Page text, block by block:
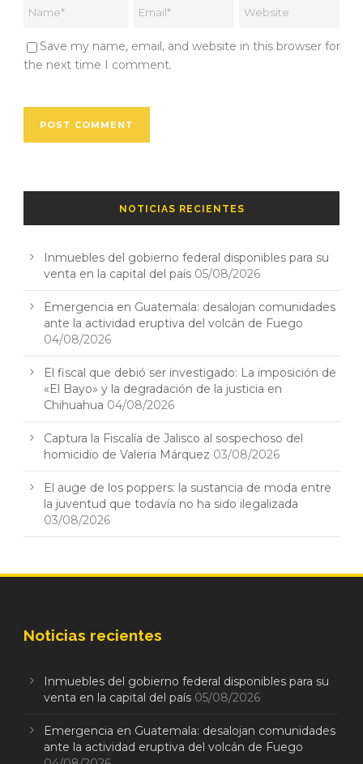
Save my name, email, and website in this browser for
the next time I comment.
NOTICIAS RECIENTES
Inmuebles del gobierno federal disponibles para su
venta en la capital del país 05/08/2026
Emergencia en Guatemala: desalojan comunidades
ante la actividad eruptiva del volcán de Fuego
04/08/2026
El fiscal que debió ser investigado: La imposición de
«El Bayo» y la degradación de la justicia en
Chihuahua 04/08/2026
Captura la Fiscalía de Jalisco al sospechoso del
homicidio de Valeria Márquez 03/08/2026
El auge de los poppers: la sustancia de moda entre
la juventud que todavía no ha sido ilegalizada
03/08/2026
Noticias recientes
Inmuebles del gobierno federal disponibles para su
venta en la capital del país 05/08/2026
Emergencia en Guatemala: desalojan comunidades
ante la actividad eruptiva del volcán de Fuego